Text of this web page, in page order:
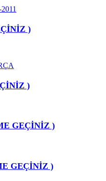
)
)
GEÇİNİZ )
GEÇİNİZ )